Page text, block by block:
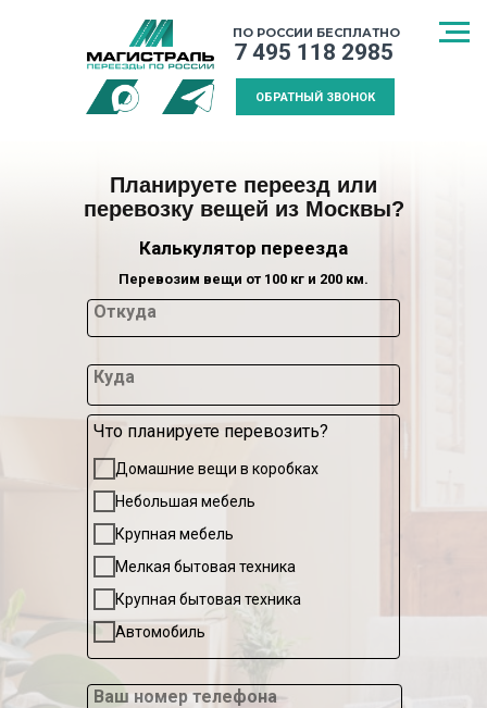
ТРАНСПОРТИРОВКИ
ПЕРЕЕЗД
ПО РОССИИ БЕСПЛАТНО
7 495 118 2985
ОБРАТНЫЙ ЗВОНОК
Планируете переезд или
перевозку вещей из Москвы?
Калькулятор переезда
Откуда
Куда
Что планируете перевозить?
Домашние вещи в коробках
Небольшая мебель
Крупная мебель
Мелкая бытовая техника
Крупная бытовая техника
Автомобиль
Ваш номер телефона
Перевозим вещи от 100 кг и 200 км.